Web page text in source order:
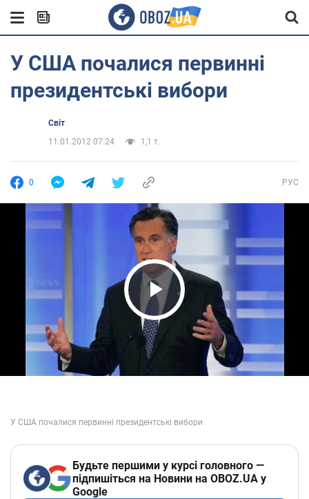
У США почалися первинні
президентські вибори
Світ
11.01.2012 07:24
1,1 т.
0 РУС
Play Video
Будьте першими у курсі головного —
підпишіться на Новини на OBOZ.UA у
Google